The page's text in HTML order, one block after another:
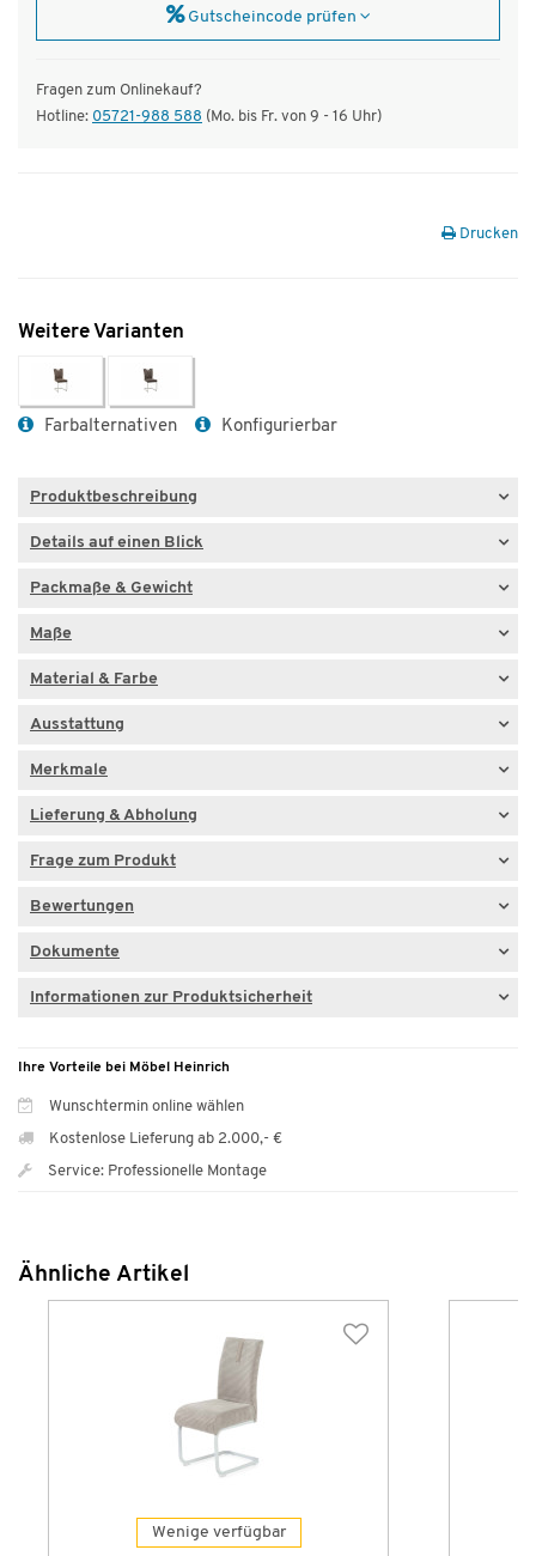
Gutscheincode prüfen
Fragen zum Onlinekauf?
Hotline: 05721-988 588 (Mo. bis Fr. von 9 - 16 Uhr)
Drucken
Weitere Varianten
Farbalternativen Konfigurierbar
Produktbeschreibung
Details auf einen Blick
Packmaße & Gewicht
Maße
Material & Farbe
Ausstattung
Merkmale
Lieferung & Abholung
Frage zum Produkt
Bewertungen
Dokumente
Informationen zur Produktsicherheit
Ihre Vorteile bei Möbel Heinrich
Wunschtermin online wählen
Kostenlose Lieferung ab 2.000,- €
Service: Professionelle Montage
Ähnliche Artikel
Wenige verfügbar